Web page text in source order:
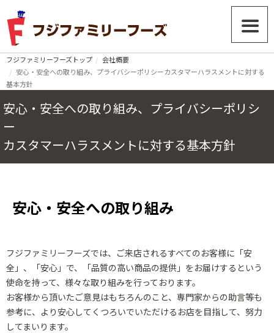
フジファミリーフーズトップ
会社概要
安心・安全への取り組み、プライバシーポリシーカスタマーハラスメントに対する
基本方針
安心・安全への取り組み、プライバシーポリシ
ー
カスタマーハラスメントに対する基本方針
安心・安全への取り組み
フジファミリーフーズでは、ご来店されるすべてのお客様に「安
全」、「安心」で、「品質の高い商品の提供」をお届けするという
使命を持って、様々な取り組みを行っております。
お客様から頂いたご意見はもちろんのこと、専門家からの助言等も
参考に、より安心してくつろいでいただけるお店を目指して、努力
してまいります。